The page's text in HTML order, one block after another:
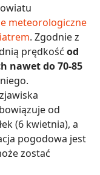
meteorologiczne
. Zgodnie z
prędkość od
nawet do 70-85
od
(6 kwietnia), a
pogodowa jest
zostać